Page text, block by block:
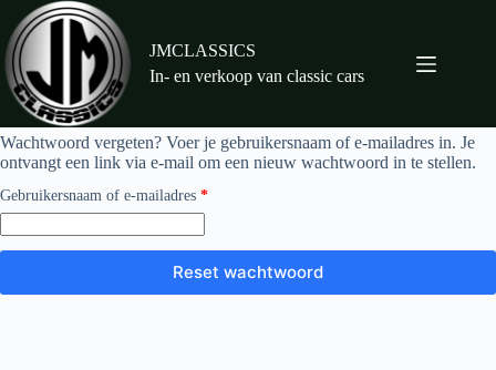
naar
de
inhoud
JMCLASSICS
In- en verkoop van classic cars
Wachtwoord vergeten? Voer je gebruikersnaam of e-mailadres in. Je
ontvangt een link via e-mail om een nieuw wachtwoord in te stellen.
Gebruikersnaam of e-mailadres *Vereist
Reset wachtwoord